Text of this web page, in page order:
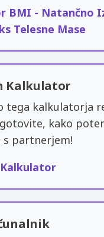
BMI - Natančno
Telesne Mase
Kalkulator
tega kalkulatorja
kako
s partnerjem!